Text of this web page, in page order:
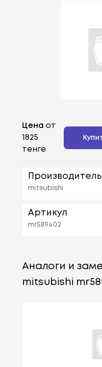
Цена от
1825
тенге
Производитель
mitsubishi
Артикул
mr589402
Аналоги и
mitsubishi